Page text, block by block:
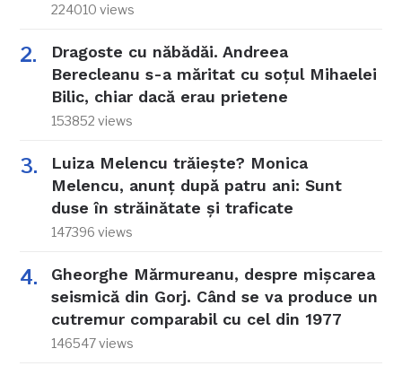
224010 views
Dragoste cu năbădăi. Andreea
Berecleanu s-a măritat cu soțul Mihaelei
Bilic, chiar dacă erau prietene
153852 views
Luiza Melencu trăiește? Monica
Melencu, anunț după patru ani: Sunt
duse în străinătate și traficate
147396 views
Gheorghe Mărmureanu, despre mișcarea
seismică din Gorj. Când se va produce un
cutremur comparabil cu cel din 1977
146547 views